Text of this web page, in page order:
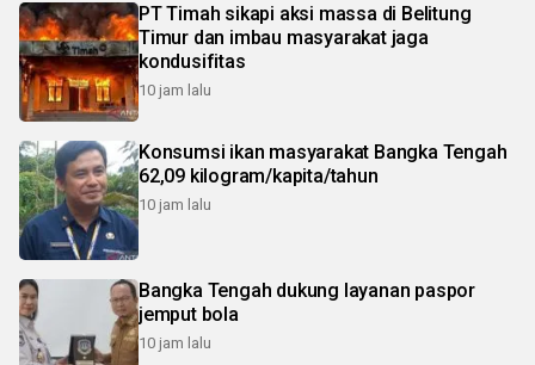
PT Timah sikapi aksi massa di Belitung
Timur dan imbau masyarakat jaga
kondusifitas
10 jam lalu
Konsumsi ikan masyarakat Bangka Tengah
62,09 kilogram/kapita/tahun
10 jam lalu
Bangka Tengah dukung layanan paspor
jemput bola
10 jam lalu